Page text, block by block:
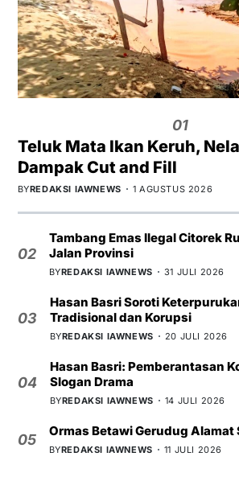
01
Teluk Mata Ikan Keruh,
Dampak Cut and Fill
BYREDAKSI IAWNEWS 1 AGUSTUS 2026
02
Tambang Emas Ilegal Citorek
Jalan Provinsi
BYREDAKSI IAWNEWS 31 JULI 2026
03
Hasan Basri Soroti
Tradisional dan Korupsi
BYREDAKSI IAWNEWS 20 JULI 2026
04
Hasan Basri: Pemberantasan
Slogan Drama
BYREDAKSI IAWNEWS 14 JULI 2026
05
Ormas Betawi Gerudug Alamat
BYREDAKSI IAWNEWS 11 JULI 2026